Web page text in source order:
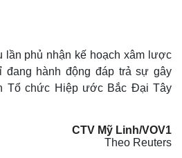
lần phủ nhận kế hoạch xâm lược
đang hành động đáp trả sự gây
Tổ chức Hiệp ước Bắc Đại Tây
CTV Mỹ Linh/VOV1
Theo Reuters